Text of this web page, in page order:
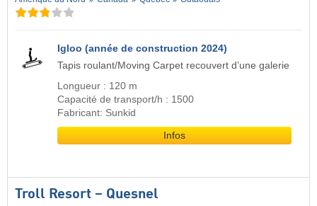
Igloo (année de construction 2024)
Tapis roulant/Moving Carpet recouvert d’une galerie
Longueur : 120 m
Capacité de transport/h : 1500
Fabricant: Sunkid
Infos
Troll Resort – Quesnel